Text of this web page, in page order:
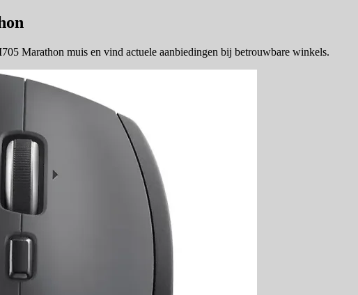
Marathon muis en vind actuele aanbiedingen bij betrouwbare winkels.